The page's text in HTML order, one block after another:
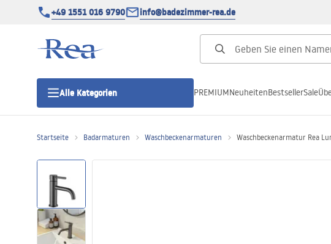
+49 1551 016 9790 info@badezimmer-rea.de
Alle Kategorien
Duschwannen
PREMIUMNeuheitenBestsellerSale
Startseite Badarmaturen Waschbeckenarmaturen Waschbeckenarmatur Rea